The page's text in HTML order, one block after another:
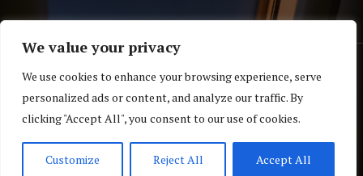
We value your privacy
We use cookies to enhance your browsing experience, serve
personalized ads or content, and analyze our traffic. By
clicking "Accept All", you consent to our use of cookies.
Customize Reject All Accept All
® Blog personal de Alex, Nerea, Turbo y
Koko |Política de privacidad y cookies
Top